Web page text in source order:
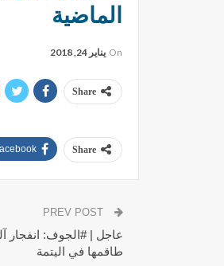
الماضية
On يناير 24, 2018
Share
Share
طاقمها في اليتمة